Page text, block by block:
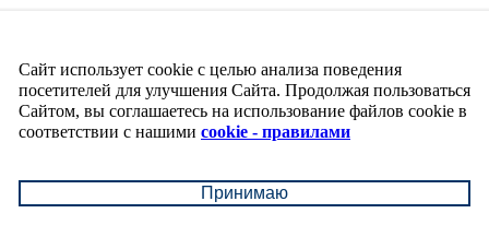
Сайт использует cookie с целью анализа поведения
посетителей для улучшения Сайта. Продолжая пользоваться
Сайтом, вы соглашаетесь на использование файлов cookie в
соответствии с нашими cookie - правилами
Принимаю